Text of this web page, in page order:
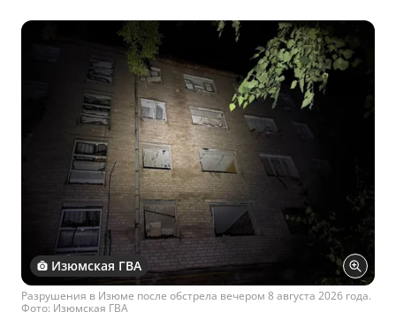
Изюмская ГВА
Разрушения в Изюме после обстрела вечером 8 августа 2026 года.
Фото: Изюмская ГВА